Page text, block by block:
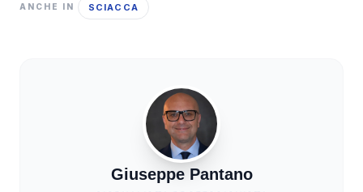
ANCHE IN SCIACCA
Giuseppe Pantano